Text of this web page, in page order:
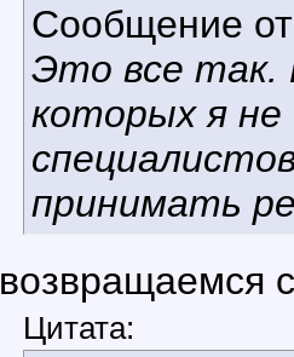
Сообщение
Это все так.
которых я не
принимать
возвращаемся
Цитата: